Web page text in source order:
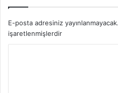
E-posta adresiniz yayınlanmayacak.
işaretlenmişlerdir